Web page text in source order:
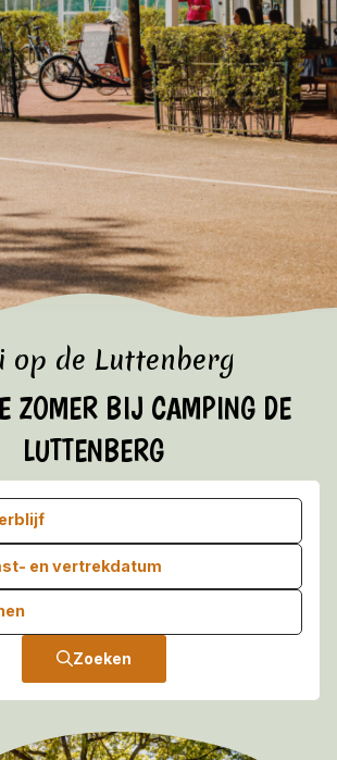
2026/2027!
hier de voorwaarden
op de Luttenberg
ZOMER BIJ CAMPING DE
LUTTENBERG
Zoeken